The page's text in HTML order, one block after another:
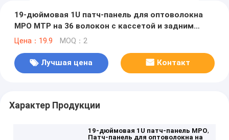
19-дюймовая 1U патч-панель для оптоволокна
MPO MTP на 36 волокон с кассетой и задним
адаптером MTP-12
Цена：19.9 MOQ：2
Лучшая цена Контакт
Характер Продукции
19-дюймовая 1U патч-панель MPO,
Патч-панель для оптоволокна на